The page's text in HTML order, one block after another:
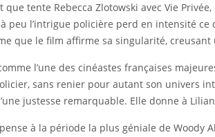
que tente Rebecca Zlotowski avec Vie
peu l’intrigue policière perd en intensité
que le film affirme sa singularité,
l’une des cinéastes françaises
sans renier pour autant son univers
justesse remarquable. Elle donne à
à la période la plus géniale de